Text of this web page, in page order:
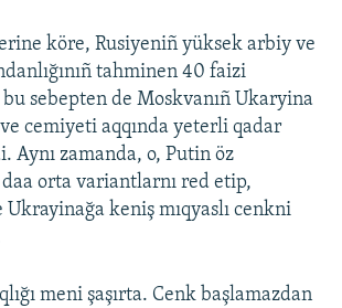
köre, Rusiyeniñ yüksek arbiy ve
tahminen 40 faizi
sebepten de Moskvanıñ Ukaryina
cemiyeti aqqında yeterli qadar
Aynı zamanda, o, Putin öz
daa orta variantlarnı red etip,
keniş mıqyaslı cenkni
meni şaşırta. Cenk başlamazdan